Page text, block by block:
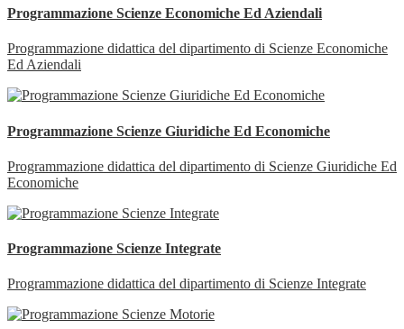
Programmazione Scienze Economiche Ed Aziendali
Programmazione didattica del dipartimento di Scienze Economiche
Ed Aziendali
Programmazione Scienze Giuridiche Ed Economiche
Programmazione didattica del dipartimento di Scienze Giuridiche Ed
Economiche
Programmazione Scienze Integrate
Programmazione didattica del dipartimento di Scienze Integrate